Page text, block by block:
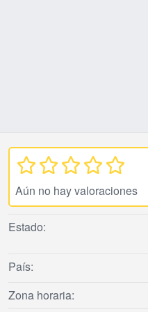
Aún no hay valoraciones
Estado:
País:
Zona horaria: